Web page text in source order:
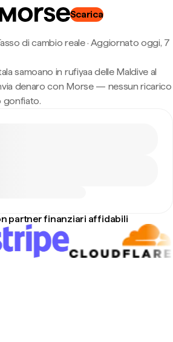
Scarica
di cambio reale· Aggiornato oggi, 7
samoano in rufiyaa delle Maldive al
denaro con Morse — nessun ricarico
gonfiato.
partner finanziari affidabili